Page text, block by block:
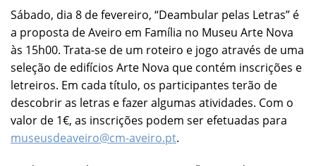
Sábado, dia 8 de fevereiro, “Deambular pelas Letras” é
a proposta de Aveiro em Família no Museu Arte Nova
às 15h00. Trata-se de um roteiro e jogo através de uma
seleção de edifícios Arte Nova que contém inscrições e
letreiros. Em cada título, os participantes terão de
descobrir as letras e fazer algumas atividades. Com o
valor de 1€, as inscrições podem ser efetuadas para
museusdeaveiro@cm-aveiro.pt.